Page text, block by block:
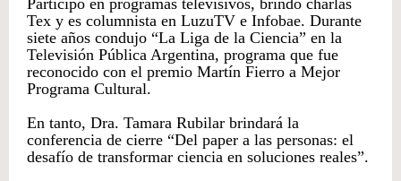
Participó en programas televisivos, brindó charlas
Tex y es columnista en LuzuTV e Infobae. Durante
siete años condujo “La Liga de la Ciencia” en la
Televisión Pública Argentina, programa que fue
reconocido con el premio Martín Fierro a Mejor
Programa Cultural.
En tanto, Dra. Tamara Rubilar brindará la
conferencia de cierre “Del paper a las personas: el
desafío de transformar ciencia en soluciones reales”.